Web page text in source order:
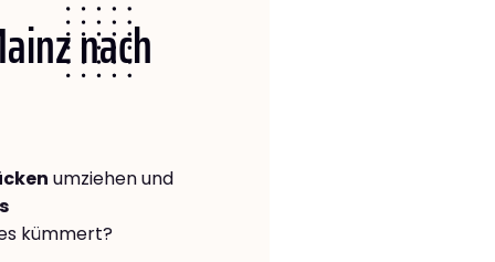
nach
umziehen und
kümmert?